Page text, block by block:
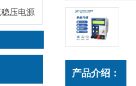
压电源
产品介绍：